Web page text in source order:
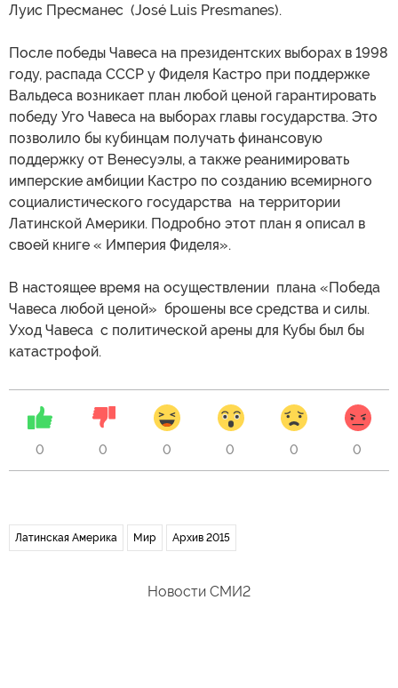
Луис Пресманес (José Luis Presmanes).
После победы Чавеса на президентских выборах в 1998
году, распада СССР у Фиделя Кастро при поддержке
Вальдеса возникает план любой ценой гарантировать
победу Уго Чавеса на выборах главы государства. Это
позволило бы кубинцам получать финансовую
поддержку от Венесуэлы, а также реанимировать
имперские амбиции Кастро по созданию всемирного
социалистического государства на территории
Латинской Америки. Подробно этот план я описал в
своей книге « Империя Фиделя».
В настоящее время на осуществлении плана «Победа
Чавеса любой ценой» брошены все средства и силы.
Уход Чавеса с политической арены для Кубы был бы
катастрофой.
0 0 0 0 0 0
Латинская Америка Мир Архив 2015
Новости СМИ2